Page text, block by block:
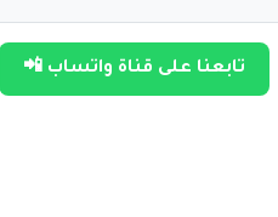
تابعنا على قناة واتساب 📲